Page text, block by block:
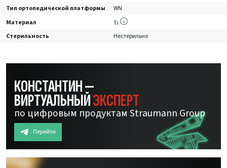
Тип ортопедической платформы
WN
Материал
Ti
Стерильность
Нестерильно
КОНСТАНТИН —
ВИРТУАЛЬНЫЙЭКСПЕРТ
по цифровым продуктам Straumann Group
Перейти